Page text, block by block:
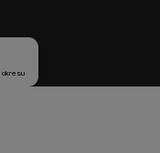
okresu